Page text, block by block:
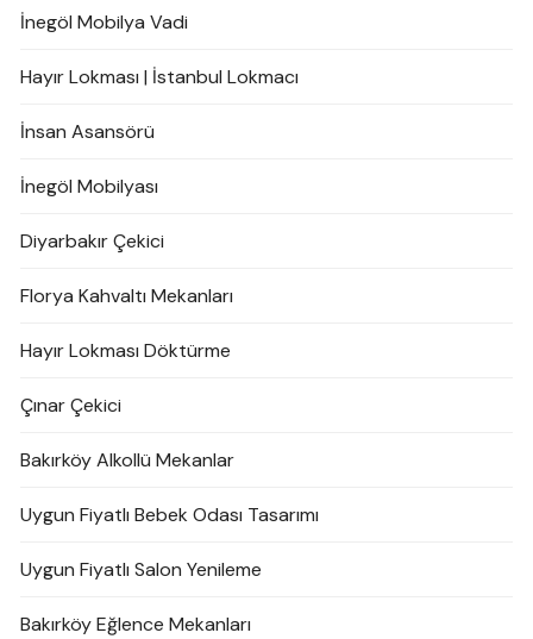
İnegöl Mobilya Vadi
Hayır Lokması | İstanbul Lokmacı
İnsan Asansörü
İnegöl Mobilyası
Diyarbakır Çekici
Florya Kahvaltı Mekanları
Hayır Lokması Döktürme
Çınar Çekici
Bakırköy Alkollü Mekanlar
Uygun Fiyatlı Bebek Odası Tasarımı
Uygun Fiyatlı Salon Yenileme
Bakırköy Eğlence Mekanları